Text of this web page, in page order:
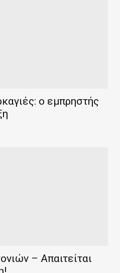
ο εμπρηστής
– Aπαιτείται